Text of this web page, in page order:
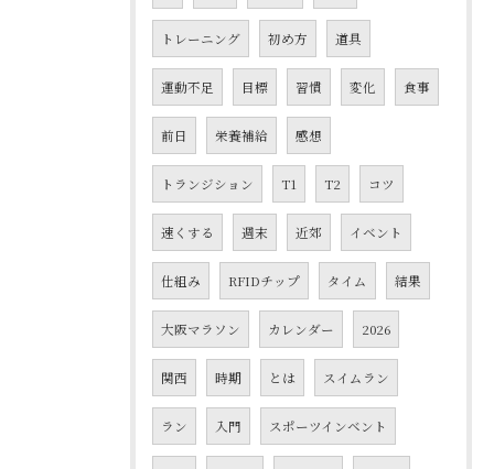
トレーニング 初め方 道具
運動不足 目標 習慣 変化 食事
前日 栄養補給 感想
トランジション T1 T2 コツ
速くする 週末 近郊 イベント
仕組み RFIDチップ タイム 結果
大阪マラソン カレンダー 2026
関西 時期 とは スイムラン
ラン 入門 スポーツインベント